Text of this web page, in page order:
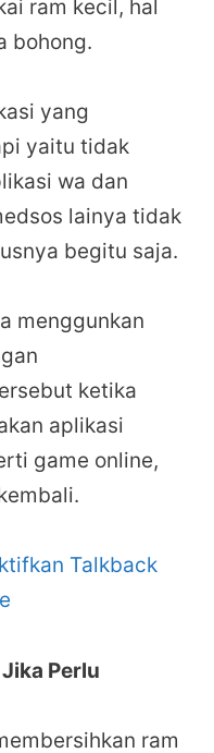
ram kecil, hal
bohong.
yang
yaitu tidak
wa dan
lainya tidak
begitu saja.
menggunkan
ketika
aplikasi
game online,
Talkback
Perlu
ram